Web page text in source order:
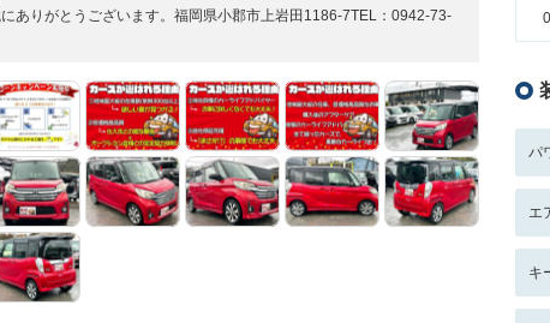
ありがとうございます。福岡県小郡市上岩田1186-7TEL：0942-73-
パ
エ
キ